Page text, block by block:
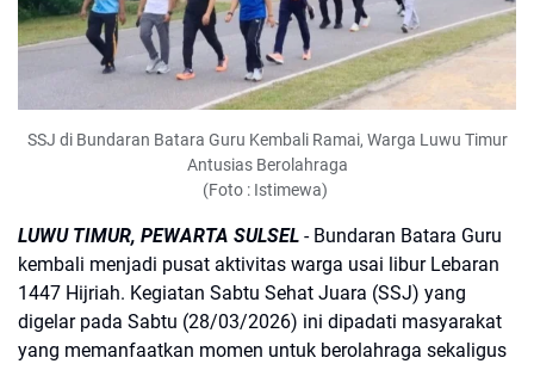
SSJ di Bundaran Batara Guru Kembali Ramai, Warga Luwu Timur
Antusias Berolahraga
(Foto : Istimewa)
LUWU TIMUR, PEWARTA SULSEL - Bundaran Batara Guru
kembali menjadi pusat aktivitas warga usai libur Lebaran
1447 Hijriah. Kegiatan Sabtu Sehat Juara (SSJ) yang
digelar pada Sabtu (28/03/2026) ini dipadati masyarakat
yang memanfaatkan momen untuk berolahraga sekaligus